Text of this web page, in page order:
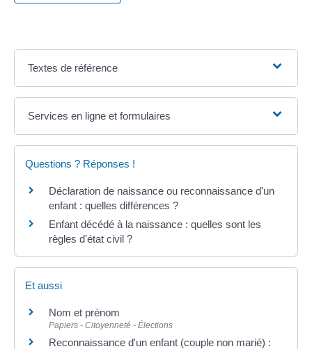
Textes de référence
Services en ligne et formulaires
Questions ? Réponses !
Déclaration de naissance ou reconnaissance d'un
enfant : quelles différences ?
Enfant décédé à la naissance : quelles sont les
règles d'état civil ?
Et aussi
Nom et prénom
Papiers - Citoyenneté - Élections
Reconnaissance d'un enfant (couple non marié) :